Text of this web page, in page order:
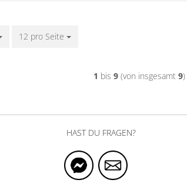
12 pro Seite
pro Seite
1 bis 9(von insgesamt 9)
HAST DU FRAGEN?